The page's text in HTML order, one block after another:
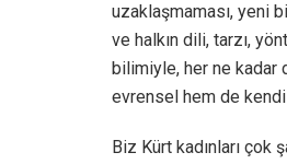
uzaklaşmaması, yeni
ve halkın dili, tarzı,
bilimiyle, her ne kadar
evrensel hem de
Biz Kürt kadınları çok